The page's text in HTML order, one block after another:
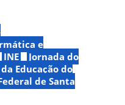
e
INE
Jornada do
Educação do
de Santa